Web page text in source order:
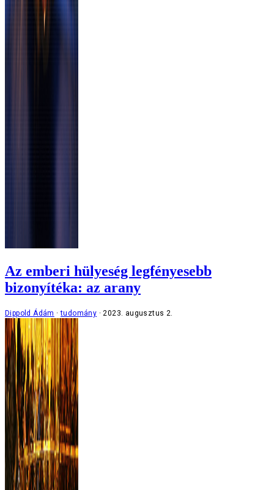
Az emberi hülyeség legfényesebb
bizonyítéka: az arany
Dippold Ádám tudomány 2023. augusztus 2.